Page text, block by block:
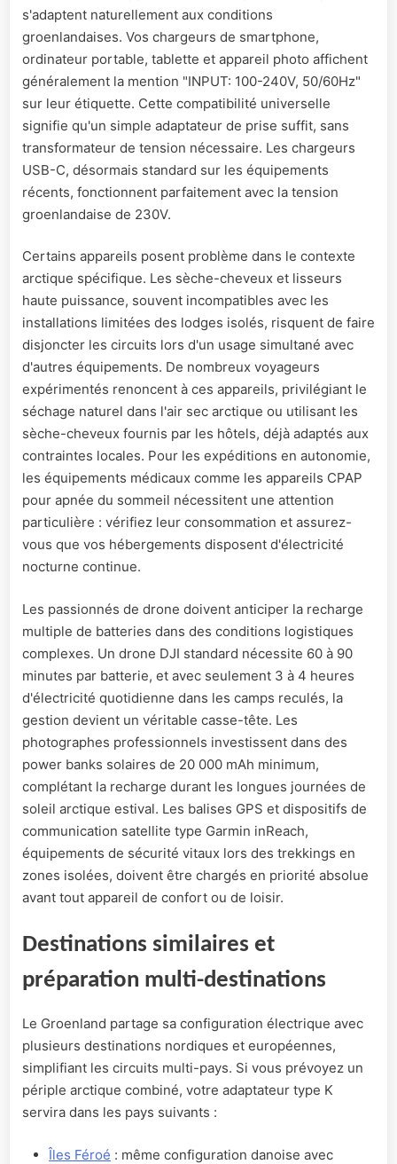
s'adaptent naturellement aux conditions
groenlandaises. Vos chargeurs de smartphone,
ordinateur portable, tablette et appareil photo affichent
généralement la mention "INPUT: 100-240V, 50/60Hz"
sur leur étiquette. Cette compatibilité universelle
signifie qu'un simple adaptateur de prise suffit, sans
transformateur de tension nécessaire. Les chargeurs
USB-C, désormais standard sur les équipements
récents, fonctionnent parfaitement avec la tension
groenlandaise de 230V.
Certains appareils posent problème dans le contexte
arctique spécifique. Les sèche-cheveux et lisseurs
haute puissance, souvent incompatibles avec les
installations limitées des lodges isolés, risquent de faire
disjoncter les circuits lors d'un usage simultané avec
d'autres équipements. De nombreux voyageurs
expérimentés renoncent à ces appareils, privilégiant le
séchage naturel dans l'air sec arctique ou utilisant les
sèche-cheveux fournis par les hôtels, déjà adaptés aux
contraintes locales. Pour les expéditions en autonomie,
les équipements médicaux comme les appareils CPAP
pour apnée du sommeil nécessitent une attention
particulière : vérifiez leur consommation et assurez-
vous que vos hébergements disposent d'électricité
nocturne continue.
Les passionnés de drone doivent anticiper la recharge
multiple de batteries dans des conditions logistiques
complexes. Un drone DJI standard nécessite 60 à 90
minutes par batterie, et avec seulement 3 à 4 heures
d'électricité quotidienne dans les camps reculés, la
gestion devient un véritable casse-tête. Les
photographes professionnels investissent dans des
power banks solaires de 20 000 mAh minimum,
complétant la recharge durant les longues journées de
soleil arctique estival. Les balises GPS et dispositifs de
communication satellite type Garmin inReach,
équipements de sécurité vitaux lors des trekkings en
zones isolées, doivent être chargés en priorité absolue
avant tout appareil de confort ou de loisir.
Destinations similaires et
préparation multi-destinations
Le Groenland partage sa configuration électrique avec
plusieurs destinations nordiques et européennes,
simplifiant les circuits multi-pays. Si vous prévoyez un
périple arctique combiné, votre adaptateur type K
servira dans les pays suivants :
Îles Féroé : même configuration danoise avec